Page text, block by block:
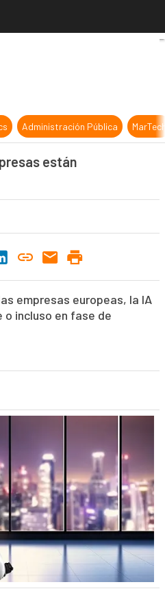
el 20% de las empresas
Administración Pública
están
empresas europeas, la IA
incluso en fase de